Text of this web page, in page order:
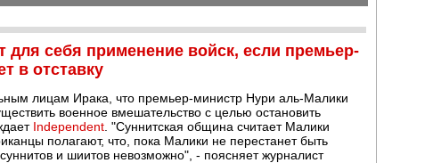
себя применение войск, если премьер-
в отставку
лицам Ирака, что премьер-министр Нури аль-Малики
военное вмешательство с целью остановить
Independent . "Суннитская община считает Малики
полагают, что, пока Малики не перестанет быть
и шиитов невозможно", - поясняет журналист